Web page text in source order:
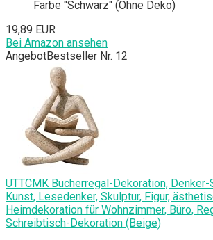
Farbe "Schwarz" (Ohne Deko)
19,89 EUR
Bei Amazon ansehen
AngebotBestseller Nr. 12
UTTCMK Bücherregal-Dekoration,
Kunst, Lesedenker, Skulptur, Figur,
Heimdekoration für Wohnzimmer, Büro,
Schreibtisch-Dekoration (Beige)